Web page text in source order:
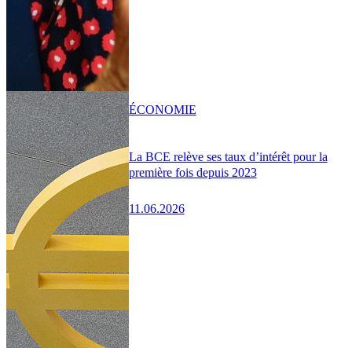
La BCE relève ses taux d’intérêt pour la
première fois depuis 2023
11.06.2026
ÉCONOMIE